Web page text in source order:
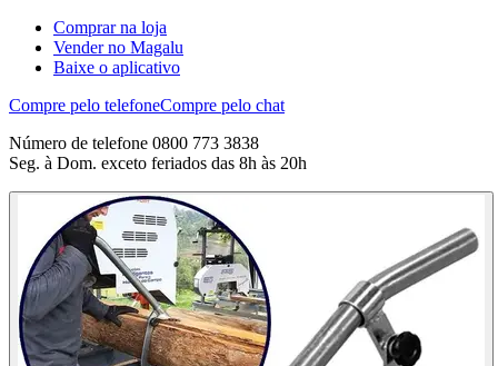
Comprar na loja
Vender no Magalu
Baixe o aplicativo
Compre pelo telefoneCompre pelo chat
Número de telefone 0800 773 3838
Seg. à Dom. exceto feriados das 8h às 20h